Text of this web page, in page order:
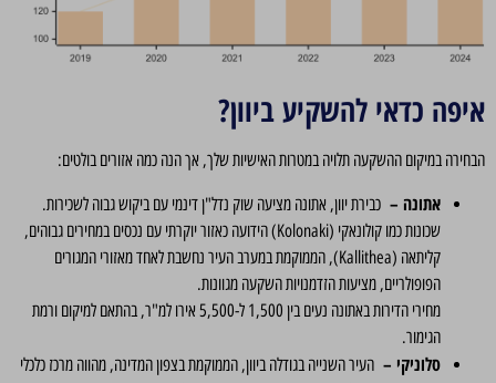
איפה כדאי להשקיע ביוון?
הבחירה במיקום ההשקעה תלויה במטרות האישיות שלך, אך הנה כמה אזורים בולטים:
אתונה – כבירת יוון, אתונה מציעה שוק נדל"ן דינמי עם ביקוש גבוה לשכירות.
שכונות כמו קולונאקי (Kolonaki) הידועה כאזור יוקרתי עם נכסים במחירים גבוהים,
קליתאה (Kallithea), הממוקמת במערב העיר נחשבת לאחד מאזורי המגורים
הפופולריים, מציעות הזדמנויות השקעה מגוונות.
מחירי הדירות באתונה נעים בין 1,500 ל-5,500 אירו למ"ר, בהתאם למיקום ורמת
הגימור.
סלוניקי – העיר השנייה בגודלה ביוון, הממוקמת בצפון המדינה, מהווה מרכז כלכלי